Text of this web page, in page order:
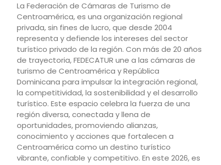
La Federación de Cámaras de Turismo de
Centroamérica, es una organización regional
privada, sin fines de lucro, que desde 2004
representa y defiende los intereses del sector
turístico privado de la región. Con más de 20 años
de trayectoria, FEDECATUR une a las cámaras de
turismo de Centroamérica y República
Dominicana para impulsar la integración regional,
la competitividad, la sostenibilidad y el desarrollo
turístico. Este espacio celebra la fuerza de una
región diversa, conectada y llena de
oportunidades, promoviendo alianzas,
conocimiento y acciones que fortalecen a
Centroamérica como un destino turístico
vibrante, confiable y competitivo. En este 2026, es